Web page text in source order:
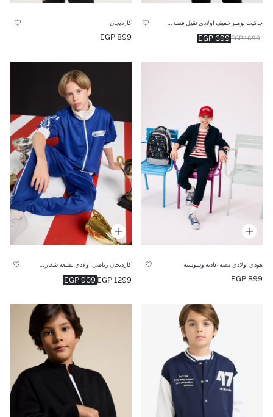
جاكيت بومبر خفيف اولادي تقيل قصة عادية وطبعة من الخلف من NBA
699 EGP 1699 EGP
كارديجان
899 EGP
هودي اولادي قصة عادية وسوسته
899 EGP
909 EGP 1299 EGP